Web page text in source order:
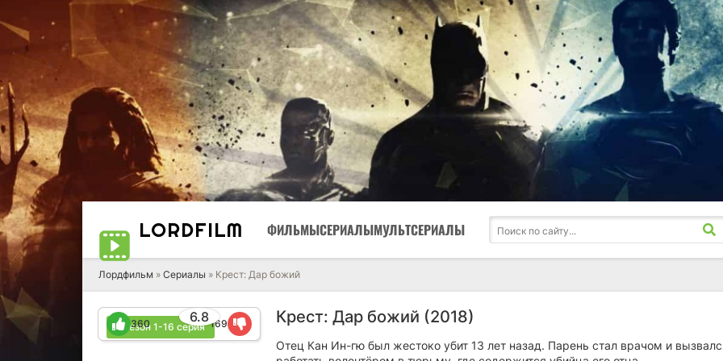
LORDFILM ФИЛЬМЫСЕРИАЛЫМУЛЬТСЕРИАЛЫ
Лордфильм » Сериалы » Крест: Дар божий
Крест: Дар божий (2018)
1 сезон 1-16 серия
6.8
360 169
Отец Кан Ин-гю был жестоко убит 13 лет назад. Парень стал врачом и